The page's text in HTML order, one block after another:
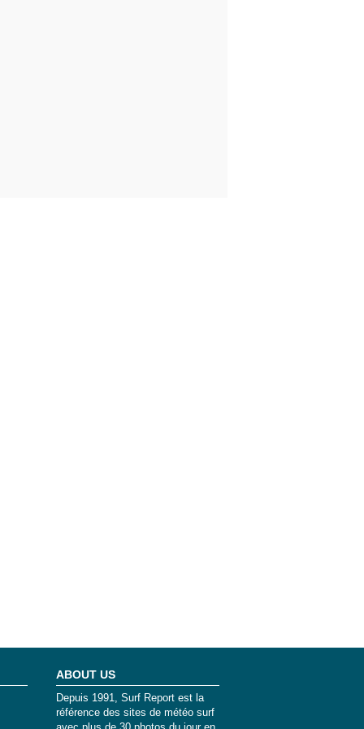
ABOUT US
Depuis 1991, Surf Report est la
référence des sites de météo surf